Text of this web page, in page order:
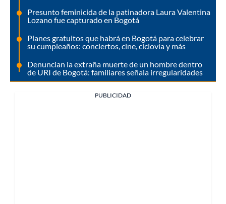
Presunto feminicida de la patinadora Laura Valentina
Lozano fue capturado en Bogotá
Planes gratuitos que habrá en Bogotá para celebrar
su cumpleaños: conciertos, cine, ciclovía y más
Denuncian la extraña muerte de un hombre dentro
de URI de Bogotá: familiares señala irregularidades
PUBLICIDAD